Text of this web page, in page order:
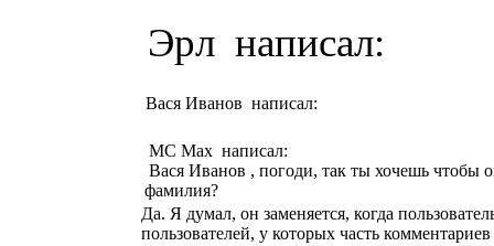
Эрл написал:
Вася Иванов написал:
MC Max написал:
Вася Иванов , погоди, так ты хочешь чтобы
фамилия?
Да. Я думал, он заменяется, когда
пользователей, у которых часть